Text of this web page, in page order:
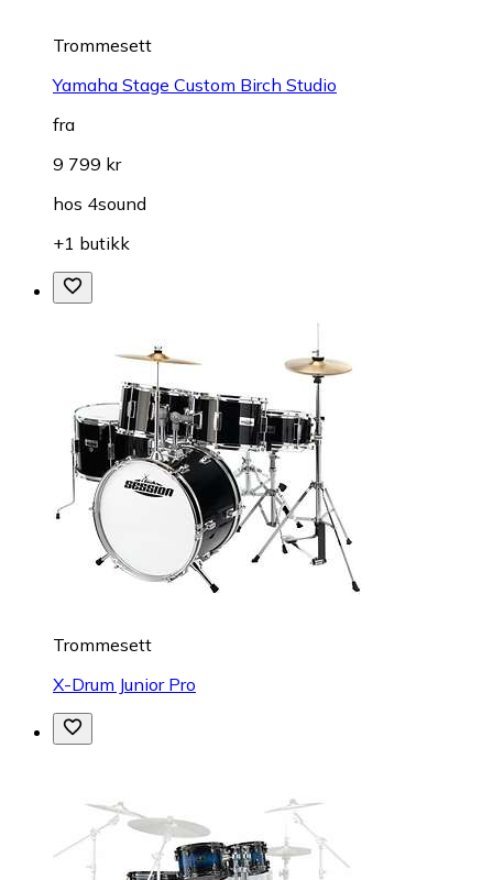
Trommesett
Yamaha Stage Custom Birch Studio
fra
9 799 kr
hos 4sound
+1 butikk
Trommesett
X-Drum Junior Pro